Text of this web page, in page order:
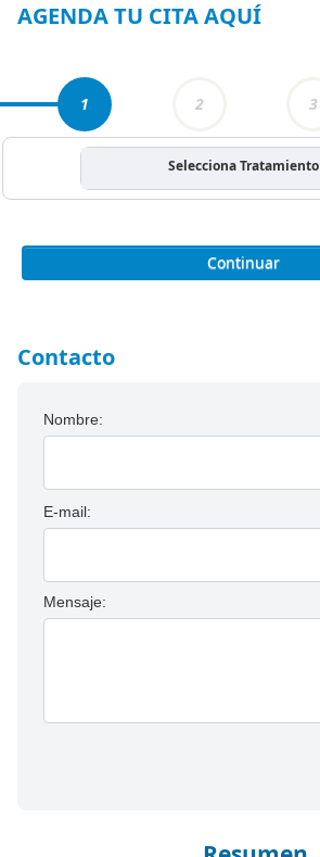
AGENDA TU CITA AQUÍ
1 2 3
Selecciona Tratamiento
Continuar
Contacto
Nombre:
E-mail:
Mensaje: